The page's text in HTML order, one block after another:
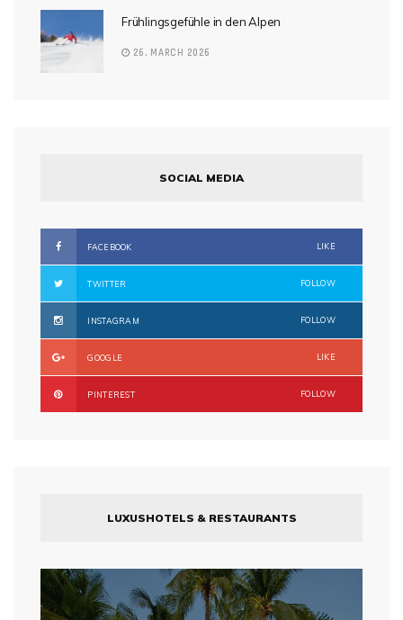
Frühlingsgefühle in den Alpen
26. MARCH 2026
SOCIAL MEDIA
FACEBOOK LIKE
TWITTER FOLLOW
INSTAGRAM FOLLOW
GOOGLE LIKE
PINTEREST FOLLOW
LUXUSHOTELS & RESTAURANTS